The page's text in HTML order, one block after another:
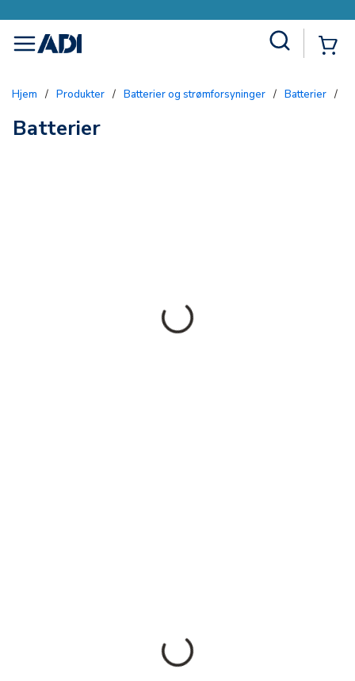
menu
Hjem / Produkter / Batterier og strømforsyninger / Batterier /
Batterier